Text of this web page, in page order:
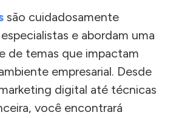
são cuidadosamente
e abordam uma
de temas que impactam
empresarial. Desde
digital até técnicas
você encontrará